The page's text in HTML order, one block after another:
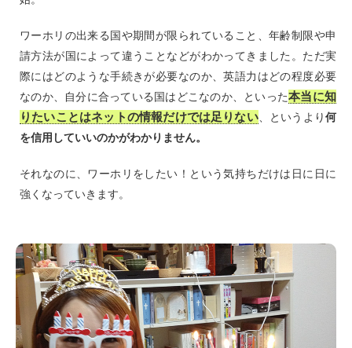
ワーホリの出来る国や期間が限られていること、年齢制限や申
請方法が国によって違うことなどがわかってきました。ただ実
際にはどのような手続きが必要なのか、英語力はどの程度必要
なのか、自分に合っている国はどこなのか、といった本当に知
りたいことはネットの情報だけでは足りない、というより何
を信用していいのかがわかりません。
それなのに、ワーホリをしたい！という気持ちだけは日に日に
強くなっていきます。